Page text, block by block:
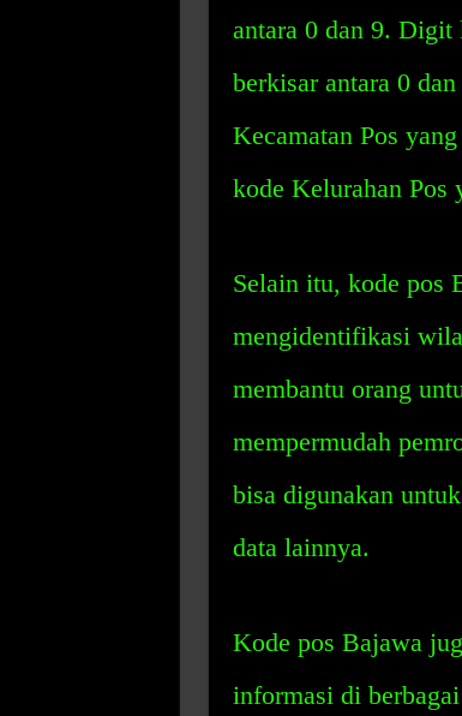
antara 0 dan 9. Digit
berkisar antara 0
Kecamatan Pos
kode Kelurahan Pos
Selain itu, kode pos
mengidentifikasi
membantu orang
mempermudah
bisa digunakan
data lainnya.
Kode pos Bajawa
informasi di